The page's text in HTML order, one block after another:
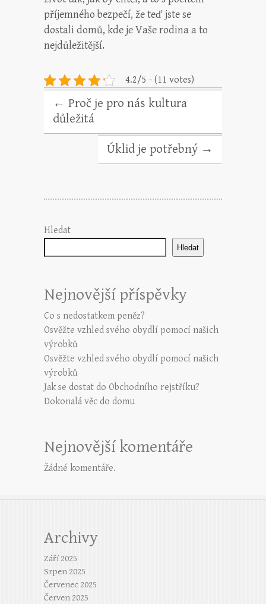
příjemného bezpečí, že teď jste se
dostali domů, kde je Vaše rodina a to
nejdůležitější.
4.2/5 - (11 votes)
← Proč je pro nás kultura
důležitá
Úklid je potřebný →
Hledat
Hledat
Nejnovější příspěvky
Co s nedostatkem peněz?
Osvěžte vzhled svého obydlí pomocí našich
výrobků
Osvěžte vzhled svého obydlí pomocí našich
výrobků
Jak se dostat do Obchodního rejstříku?
Dokonalá věc do domu
Nejnovější komentáře
Žádné komentáře.
Archivy
Září 2025
Srpen 2025
Červenec 2025
Červen 2025